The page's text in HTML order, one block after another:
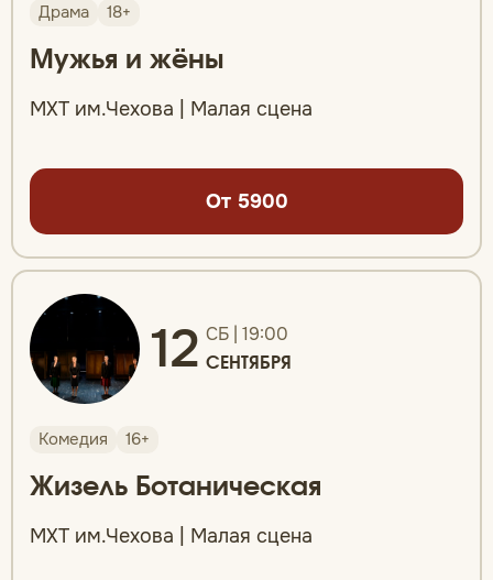
Драма 18+
Мужья и жёны
МХТ им.Чехова | Малая сцена
От 5900
12 СБ | 19:00
СЕНТЯБРЯ
Комедия 16+
Жизель Ботаническая
МХТ им.Чехова | Малая сцена